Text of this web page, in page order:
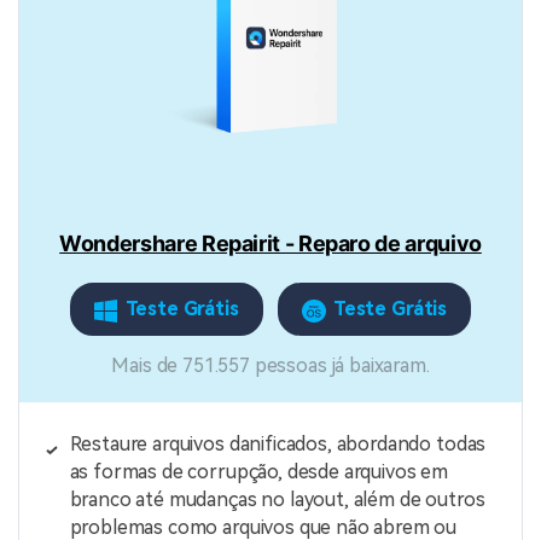
Wondershare Repairit - Reparo de arquivo
Teste Grátis Teste Grátis
Mais de 751.557 pessoas já baixaram.
Restaure arquivos danificados, abordando todas
as formas de corrupção, desde arquivos em
branco até mudanças no layout, além de outros
problemas como arquivos que não abrem ou